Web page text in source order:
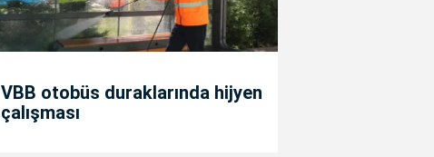
VBB otobüs duraklarında hijyen
çalışması